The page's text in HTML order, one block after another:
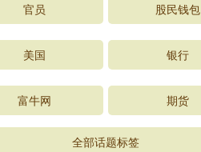
官员 股民钱包
美国 银行
富牛网 期货
全部话题标签